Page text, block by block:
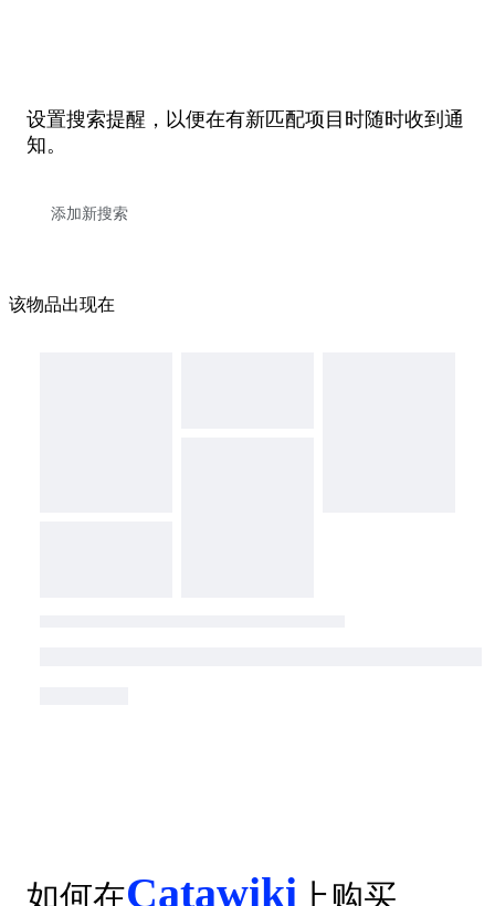
设置搜索提醒，以便在有新匹配项目时随时收到通
知。
该物品出现在
如何在Catawiki 上购买